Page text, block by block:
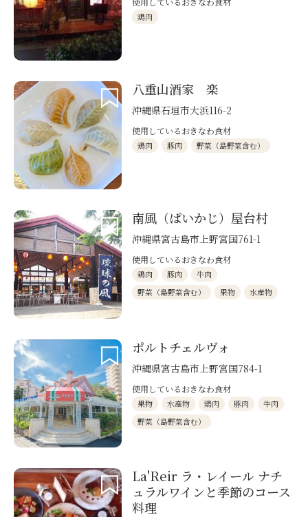
鶏肉
八重山酒家 楽
沖縄県石垣市大浜116-2
使用しているおきなわ食材
鶏肉 豚肉 野菜（島野菜含む）
南風（ぱいかじ）屋台村
沖縄県宮古島市上野宮国761-1
使用しているおきなわ食材
鶏肉 豚肉
牛肉
野菜（島野菜含む）
果物 水産物
ポルトチェルヴォ
沖縄県宮古島市上野宮国784-1
使用しているおきなわ食材
果物 水産物 鶏肉 豚肉
牛肉
野菜（島野菜含む）
La'Reir ラ・レイール ナチ
ュラルワインと季節のコース
料理